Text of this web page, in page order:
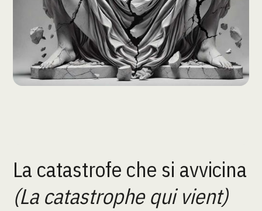
La catastrofe che si avvicina
(La catastrophe qui vient)